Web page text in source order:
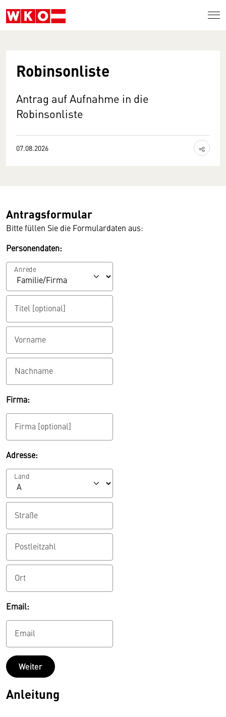
Robinsonliste
Antrag auf Aufnahme in die
Robinsonliste
07.08.2026 Inhalt
Antragsformular
Bitte füllen Sie die Formulardaten aus:
Personendaten:
Anrede
Titel [optional]
Vorname
Nachname
Firma:
Firma [optional]
Adresse:
Land
Straße
Postleitzahl
Ort
Email:
Email
Anleitung